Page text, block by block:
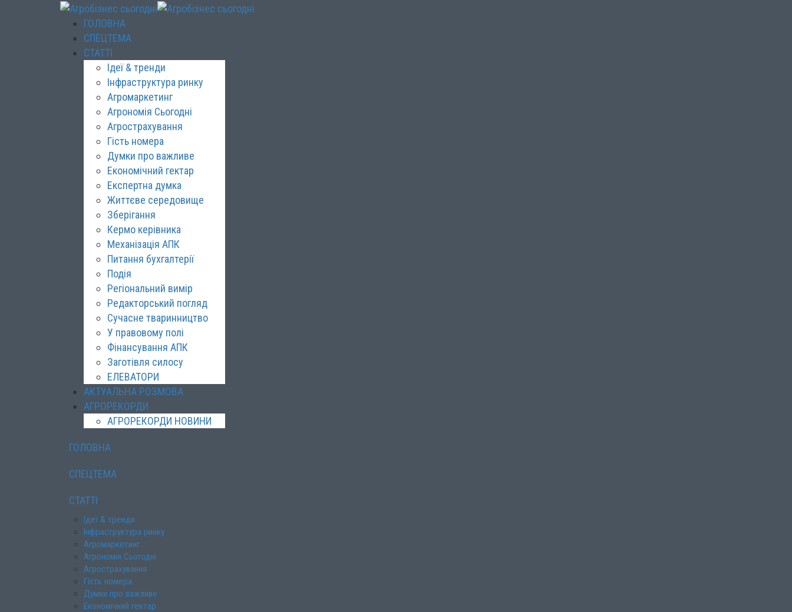
ГОЛОВНА
СПЕЦТЕМА
СТАТТІ
Ідеї & тренди
Інфраструктура ринку
Агромаркетинг
Агрономія Сьогодні
Агрострахування
Гість номера
Думки про важливе
Економічний гектар
Експертна думка
Життєве середовище
Зберігання
Кермо керівника
Механізація АПК
Питання бухгалтерії
Подія
Регіональний вимір
Редакторський погляд
Сучасне тваринництво
У правовому полі
Фінансування АПК
Заготівля силосу
ЕЛЕВАТОРИ
АКТУАЛЬНА РОЗМОВА
АГРОРЕКОРДИ
АГРОРЕКОРДИ НОВИНИ
ГОЛОВНА
СПЕЦТЕМА
СТАТТІ
Ідеї & тренди
Інфраструктура ринку
Агромаркетинг
Агрономія Сьогодні
Агрострахування
Гість номера
Думки про важливе
Економічний гектар